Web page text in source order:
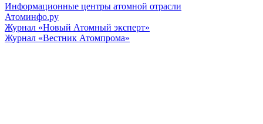
Информационные центры атомной отрасли
Атоминфо.ру
Журнал «Новый Атомный эксперт»
Журнал «Вестник Атомпрома»